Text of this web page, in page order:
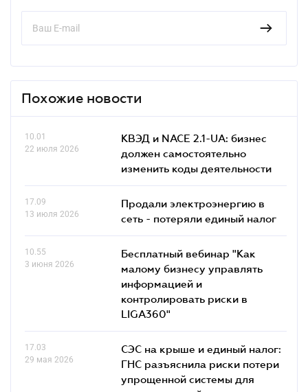
Похожие новости
10.01
22 июля 2026
КВЭД и NACE 2.1-UA: бизнес
должен самостоятельно
изменить коды деятельности
17.09
13 июля 2026
Продали электроэнергию в
сеть - потеряли единый налог
10.55
3 июня 2026
Бесплатный вебинар "Как
малому бизнесу управлять
информацией и
контролировать риски в
LIGA360"
17.03
29 мая 2026
СЭС на крыше и единый налог:
ГНС разъяснила риски потери
упрощенной системы для